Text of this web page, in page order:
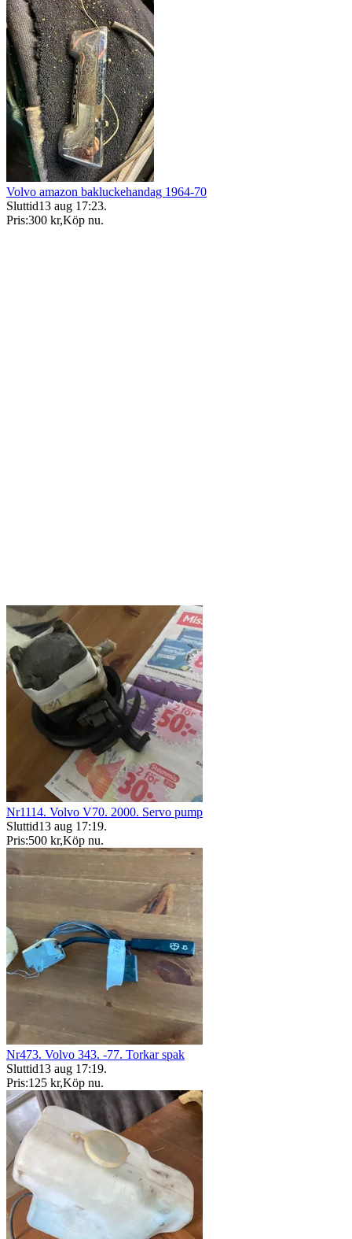
Volvo amazon bakluckehandag 1964-70
Sluttid13 aug 17:23.
Pris:300 kr,Köp nu.
Nr1114. Volvo V70. 2000. Servo pump
Sluttid13 aug 17:19.
Pris:500 kr,Köp nu.
Nr473. Volvo 343. -77. Torkar spak
Sluttid13 aug 17:19.
Pris:125 kr,Köp nu.